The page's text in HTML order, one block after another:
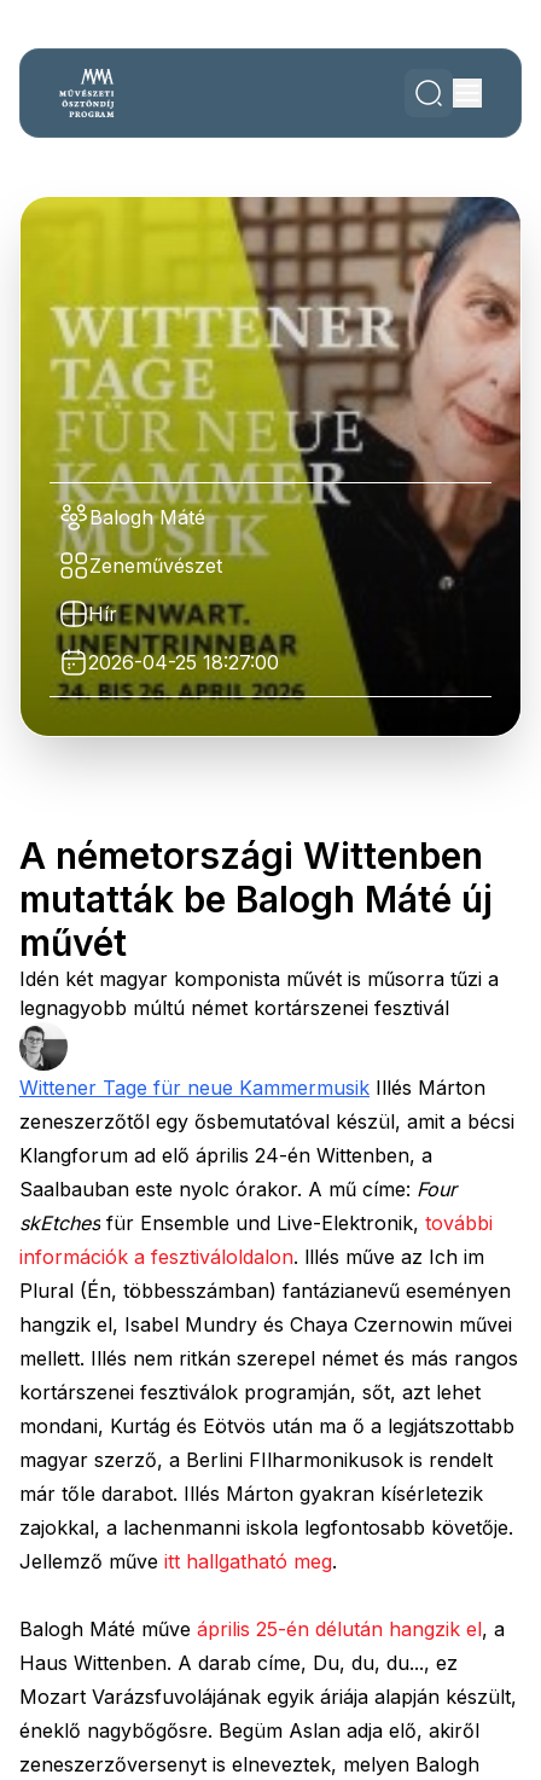
Balogh Máté
Zeneművészet
Hír
2026-04-25 18:27:00
A németországi Wittenben
mutatták be Balogh Máté új
művét
Idén két magyar komponista művét is műsorra tűzi a
legnagyobb múltú német kortárszenei fesztivál
Wittener Tage für neue Kammermusik Illés Márton
zeneszerzőtől egy ősbemutatóval készül, amit a bécsi
Klangforum ad elő április 24-én Wittenben, a
Saalbauban este nyolc órakor. A mű címe: Four
skEtches für Ensemble und Live-Elektronik, további
információk a fesztiváloldalon. lllés műve az Ich im
Plural (Én, többesszámban) fantázianevű eseményen
hangzik el, Isabel Mundry és Chaya Czernowin művei
mellett. Illés nem ritkán szerepel német és más rangos
kortárszenei fesztiválok programján, sőt, azt lehet
mondani, Kurtág és Eötvös után ma ő a legjátszottabb
magyar szerző, a Berlini FIlharmonikusok is rendelt
már tőle darabot. Illés Márton gyakran kísérletezik
zajokkal, a lachenmanni iskola legfontosabb követője.
Jellemző műve itt hallgatható meg.
Balogh Máté műve április 25-én délután hangzik el, a
Haus Wittenben. A darab címe, Du, du, du..., ez
Mozart Varázsfuvolájának egyik áriája alapján készült,
éneklő nagybőgősre. Begüm Aslan adja elő, akiről
zeneszerzőversenyt is elneveztek, melyen Balogh